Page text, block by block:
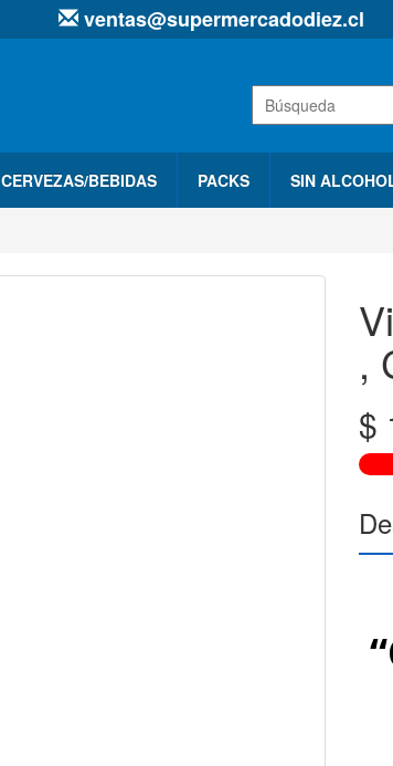
ventas@supermercadodiez.cl
CERVEZAS/BEBIDAS PACKS SIN
,
$